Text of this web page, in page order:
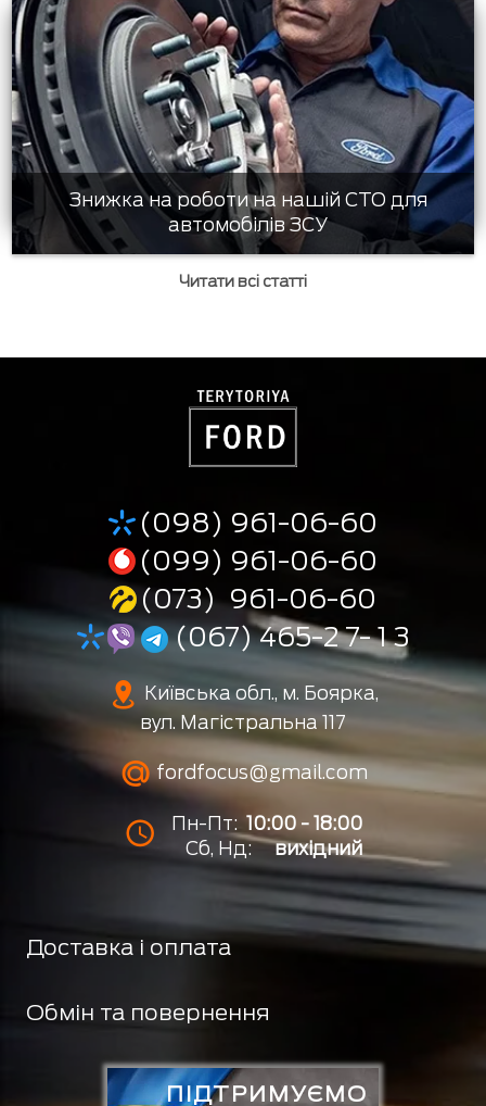
Знижка на роботи на нашій СТО для
автомобілів ЗСУ
Читати всі статті
(098) 961-06-60
(099) 961-06-60
(073) 961-06-60
(067) 465-2 7- 1 3
Київська обл., м. Боярка,
вул. Магістральна 117
fordfocus@gmail.com
Пн-Пт: 10:00 - 18:00
Сб, Нд:
вихідний
Доставка і оплата
Обмін та повернення
ПІДТРИМУЄМО